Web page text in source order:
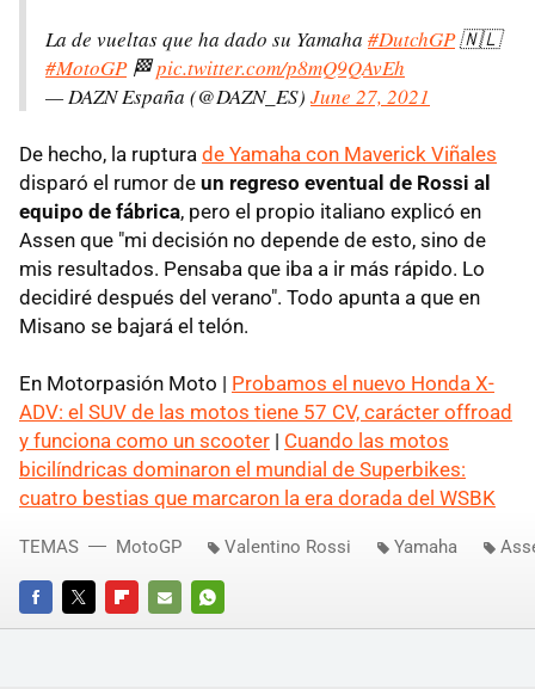
La de vueltas que ha dado su Yamaha #DutchGP🇳🇱
#MotoGP🏁pic.twitter.com/p8mQ9QAvEh
— DAZN España (@DAZN_ES) June 27, 2021
De hecho, la ruptura de Yamaha con Maverick Viñales
disparó el rumor de un regreso eventual de Rossi al
equipo de fábrica, pero el propio italiano explicó en
Assen que "mi decisión no depende de esto, sino de
mis resultados. Pensaba que iba a ir más rápido. Lo
decidiré después del verano". Todo apunta a que en
Misano se bajará el telón.
En Motorpasión Moto | Probamos el nuevo Honda X-
ADV: el SUV de las motos tiene 57 CV, carácter offroad
y funciona como un scooter | Cuando las motos
bicilíndricas dominaron el mundial de Superbikes:
cuatro bestias que marcaron la era dorada del WSBK
FACEBOOKTWITTERFLIPBOARD
E-
WHATSAPP
TEMAS MotoGP Valentino Rossi Yamaha